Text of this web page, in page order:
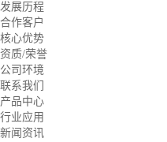
发展历程
合作客户
核心优势
资质/荣誉
公司环境
联系我们
产品中心
行业应用
新闻资讯